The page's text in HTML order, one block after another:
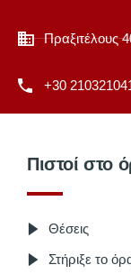
Πραξιτέλους
+30
Πιστοί στο
Θέσεις
Στήριξε το